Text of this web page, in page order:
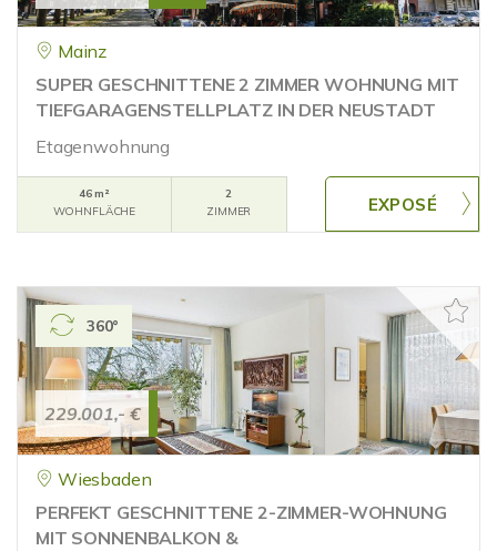
Mainz
SUPER GESCHNITTENE 2 ZIMMER WOHNUNG MIT
TIEFGARAGENSTELLPLATZ IN DER NEUSTADT
Etagenwohnung
46 m²
WOHNFLÄCHE
2
ZIMMER
229.001,- €
360°
Wiesbaden
PERFEKT GESCHNITTENE 2-ZIMMER-WOHNUNG
MIT SONNENBALKON &